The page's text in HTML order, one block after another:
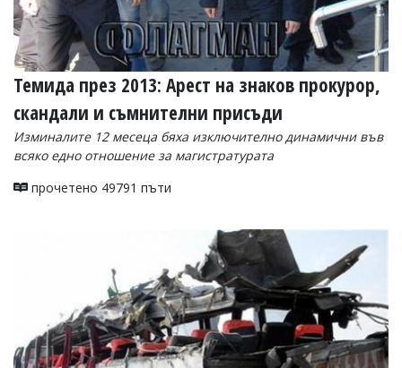
Темида през 2013: Арест на знаков прокурор,
скандали и съмнителни присъди
Изминалите 12 месеца бяха изключително динамични във
всяко едно отношение за магистратурата
прочетено 49791 пъти